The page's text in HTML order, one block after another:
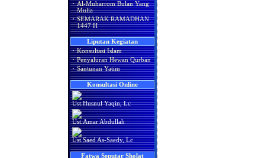
· Al-Muharrom Bulan Yang
Mulia
· SEMARAK RAMADHAN
1447 H
Liputan Kegiatan
· Konsultasi Islam
· Penyaluran Hewan Qurban
· Santunan Yatim
Konsultasi Online
Ust.Husnul Yaqin, Lc
Ust.Amar Abdullah
Ust.Saed As-Saedy, Lc
Fatwa Seputar Sholat